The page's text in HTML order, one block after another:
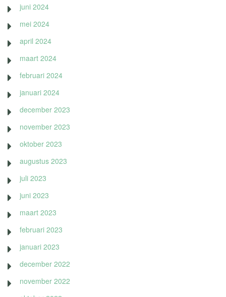
juni 2024
mei 2024
april 2024
maart 2024
februari 2024
januari 2024
december 2023
november 2023
oktober 2023
augustus 2023
juli 2023
juni 2023
maart 2023
februari 2023
januari 2023
december 2022
november 2022